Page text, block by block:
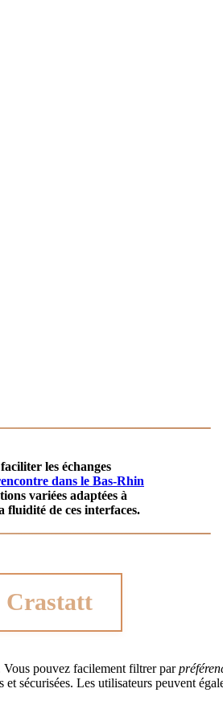
les échanges
dans le Bas-Rhin
variées adaptées à
fluidité de ces interfaces.
Crastatt
Vous pouvez facilement filtrer par
sécurisées. Les utilisateurs peuvent